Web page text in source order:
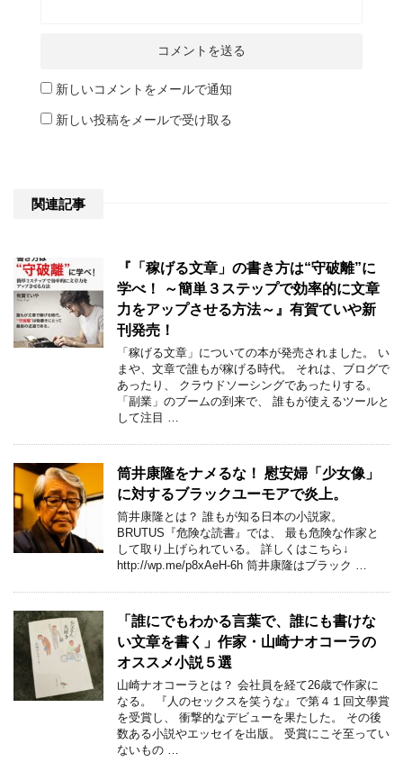
新しいコメントをメールで通知
新しい投稿をメールで受け取る
関連記事
『「稼げる文章」の書き方は“守破離”に
学べ！ ～簡単３ステップで効率的に文章
力をアップさせる方法～』有賀ていや新
刊発売！
「稼げる文章」についての本が発売されました。 い
まや、文章で誰もが稼げる時代。 それは、ブログで
あったり、 クラウドソーシングであったりする。
「副業」のブームの到来で、 誰もが使えるツールと
して注目 …
筒井康隆をナメるな！ 慰安婦「少女像」
に対するブラックユーモアで炎上。
筒井康隆とは？ 誰もが知る日本の小説家。
BRUTUS『危険な読書』では、 最も危険な作家と
して取り上げられている。 詳しくはこちら↓
http://wp.me/p8xAeH-6h 筒井康隆はブラック …
「誰にでもわかる言葉で、誰にも書けな
い文章を書く」作家・山崎ナオコーラの
オススメ小説５選
山崎ナオコーラとは？ 会社員を経て26歳で作家に
なる。 『人のセックスを笑うな』で第４１回文學賞
を受賞し、 衝撃的なデビューを果たした。 その後
数ある小説やエッセイを出版。 受賞にこそ至ってい
ないもの …